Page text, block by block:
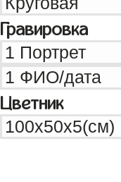
Гравировка
Цветник